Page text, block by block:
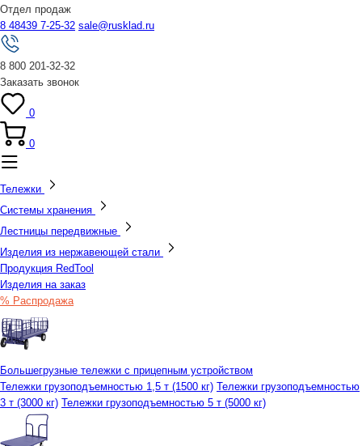
Отдел продаж
8 48439 7-25-32 sale@rusklad.ru
8 800 201-32-32
Заказать звонок
0
0
Тележки
Системы хранения
Лестницы передвижные
Изделия из нержавеющей стали
Продукция RedTool
Изделия на заказ
% Распродажа
Большегрузные тележки с прицепным устройством
Тележки грузоподъемностью 1,5 т (1500 кг) Тележки грузоподъемностью
3 т (3000 кг) Тележки грузоподъемностью 5 т (5000 кг)